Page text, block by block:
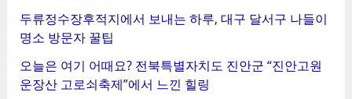
두류정수장후적지에서 보내는 하루, 대구 달서구 나들이
명소 방문자 꿀팁
오늘은 여기 어때요? 전북특별자치도 진안군 “진안고원
운장산 고로쇠축제”에서 느낀 힐링